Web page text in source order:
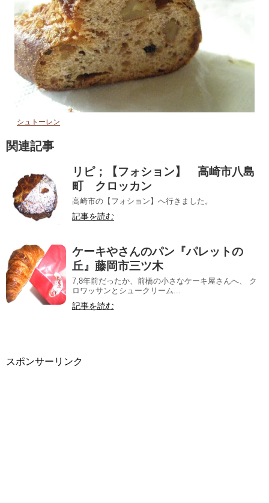
シュトーレン
関連記事
リピ；【フォション】 高崎市八島
町 クロッカン
高崎市の【フォション】へ行きました。
記事を読む
ケーキやさんのパン『パレットの
丘』藤岡市三ツ木
7,8年前だったか、前橋の小さなケーキ屋さんへ、 ク
ロワッサンとシュークリーム...
記事を読む
スポンサーリンク